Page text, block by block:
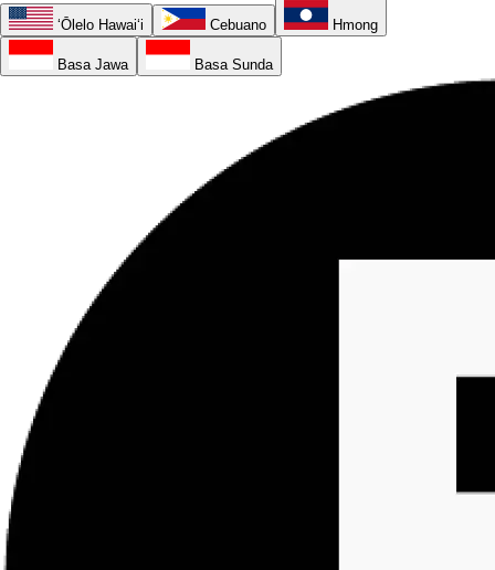
ʻŌlelo Hawaiʻi Cebuano Hmong
Basa Jawa Basa Sunda